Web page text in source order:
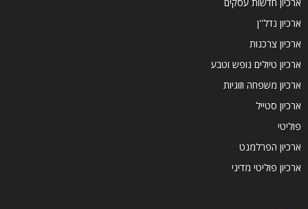
ארכיון נדל''ן
ארכיון צרכנות
ארכיון טיולים נופש וטבע
ארכיון משפחה וזוגיות
ארכיון סטייל
פוליטי
ארכיון הפרלמנט
ארכיון פוליטי מדיני